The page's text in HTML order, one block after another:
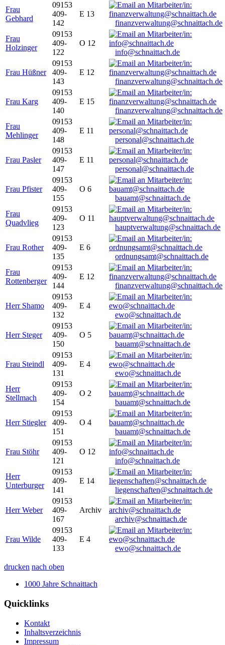
Frau
Gebhard
09153
409-
142
E 13
finanzverwaltung@schnaittach.de
Frau
Holzinger
09153
409-
122
O 12
info@schnaittach.de
Frau Hüßner
09153
409-
143
E 12
finanzverwaltung@schnaittach.de
Frau Karg
09153
409-
140
E 15
finanzverwaltung@schnaittach.de
Frau
Mehlinger
09153
409-
148
E 11
personal@schnaittach.de
Frau Pasler
09153
409-
147
E 11
personal@schnaittach.de
Frau Pfister
09153
409-
155
O 6
bauamt@schnaittach.de
Frau
Quadvlieg
09153
409-
123
O 11
hauptverwaltung@schnaittach.de
Frau Rother
09153
409-
135
E 6
ordnungsamt@schnaittach.de
Frau
Rottenberger
09153
409-
144
E 12
finanzverwaltung@schnaittach.de
Herr Shamo
09153
409-
132
E 4
ewo@schnaittach.de
Herr Steger
09153
409-
150
O 5
bauamt@schnaittach.de
Frau Steindl
09153
409-
131
E 4
ewo@schnaittach.de
Herr
Stellmach
09153
409-
154
O 2
bauamt@schnaittach.de
Herr Stiegler
09153
409-
151
O 4
bauamt@schnaittach.de
Frau Stöhr
09153
409-
121
O 12
info@schnaittach.de
Herr
Unterburger
09153
409-
141
E 14
liegenschaften@schnaittach.de
Herr Weber
09153
409-
167
Archiv
archiv@schnaittach.de
Frau Wilde
09153
409-
133
E 4
ewo@schnaittach.de
drucken nach oben
1000 Jahre Schnaittach
Quicklinks
Kontakt
Inhaltsverzeichnis
Impressum